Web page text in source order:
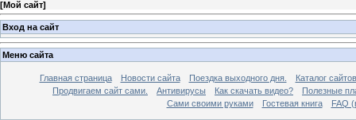
[Мой сайт]
Вход на сайт
Меню сайта
Главная страница Новости сайта Поездка выходного дня.
Каталог сайтов
Продвигаем сайт сами.
Антивирусы Как скачать видео?
Полезные
Сами своими руками
Гостевая книга FAQ